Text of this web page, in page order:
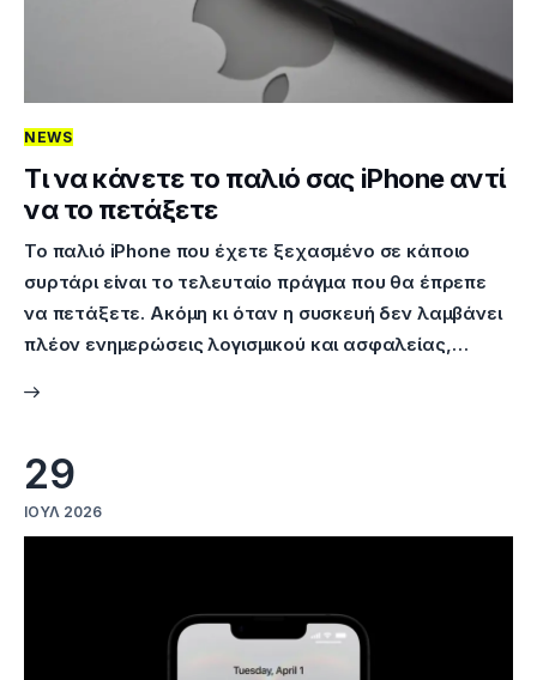
NEWS
Τι να κάνετε το παλιό σας iPhone αντί
να το πετάξετε
Το παλιό iPhone που έχετε ξεχασμένο σε κάποιο
συρτάρι είναι το τελευταίο πράγμα που θα έπρεπε
να πετάξετε. Ακόμη κι όταν η συσκευή δεν λαμβάνει
πλέον ενημερώσεις λογισμικού και ασφαλείας,…
29
ΙΟΎΛ 2026